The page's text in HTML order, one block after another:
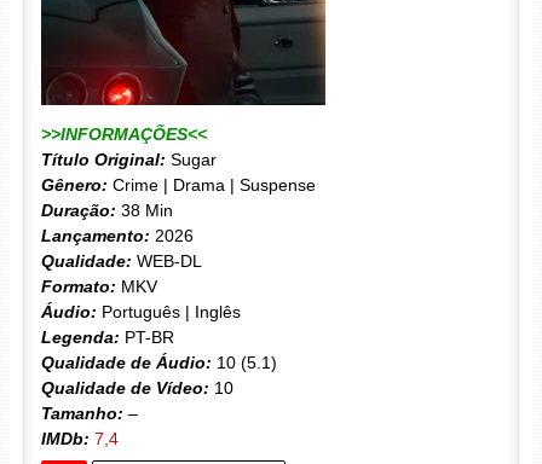
>>INFORMAÇÕES<<
Título Original: Sugar
Gênero: Crime | Drama | Suspense
Duração: 38 Min
Lançamento: 2026
Qualidade: WEB-DL
Formato: MKV
Áudio: Português | Inglês
Legenda: PT-BR
Qualidade de Áudio: 10 (5.1)
Qualidade de Vídeo: 10
Tamanho: –
IMDb: 7,4